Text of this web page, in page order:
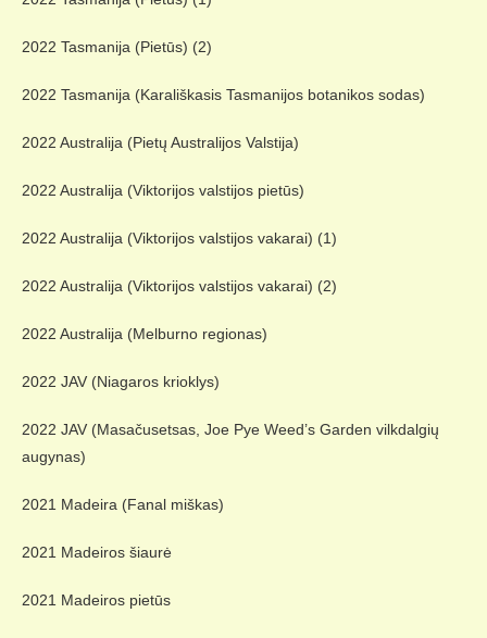
2022 Tasmanija (Pietūs) (2)
2022 Tasmanija (Karališkasis Tasmanijos botanikos sodas)
2022 Australija (Pietų Australijos Valstija)
2022 Australija (Viktorijos valstijos pietūs)
2022 Australija (Viktorijos valstijos vakarai) (1)
2022 Australija (Viktorijos valstijos vakarai) (2)
2022 Australija (Melburno regionas)
2022 JAV (Niagaros krioklys)
2022 JAV (Masačusetsas, Joe Pye Weed’s Garden vilkdalgių
augynas)
2021 Madeira (Fanal miškas)
2021 Madeiros šiaurė
2021 Madeiros pietūs